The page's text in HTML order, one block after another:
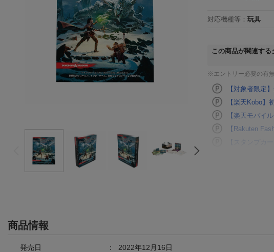
対応機種等 ： 玩具
この商品が関連す
※エントリー必要の有
【対象者限定
【楽天Kobo
【楽天モバイ
【Rakuten
【スタンプカ
商品情報
発売日 ： 2022年12月16日